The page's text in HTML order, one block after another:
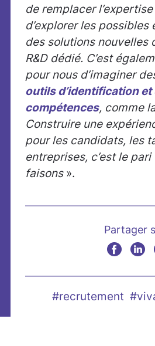
de remplacer
d’explorer les possibles
des solutions nouvelles
R&D dédié. C’est
pour nous d’imaginer
outils d’identification et
compétences, comme
Construire une
pour les candidats, les
entreprises, c’est le pari
faisons».
Partager
#recrutement